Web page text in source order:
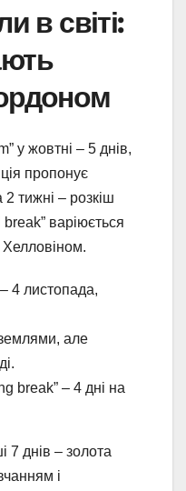
в світі:
у жовтні – 5 днів,
пропонує
тижні – розкіш
варіюється
Хелловіном.
4 листопада,
землями, але
break” – 4 дні на
7 днів – золота
і